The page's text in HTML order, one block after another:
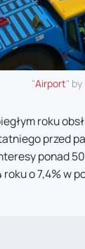
"Airport" by
roku
przed
ponad
o 7,4% w